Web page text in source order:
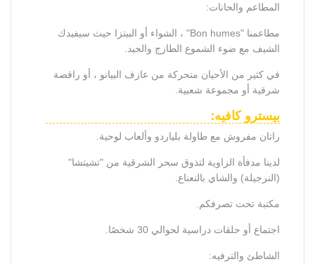
المطاعم والحانات:
مطاعمنا "Bon humes" ، الشواء أو البيتزا حيث سيفيدك
الشيف مع ضوء الشموع الطازج والجيد.
في كثير من الأحيان متحركة من عازف البيانو ، أو راقصة
شرقية أو مجموعة شعبية.
بيسترو كافيه:
راتان مفروش مع طاولة بلياردو وألعاب لوحية.
لدينا مدفأة الزاوية لتذوق سحر الشرقية من "تشيتشا"
(النرجيلة) والشاي بالنعناع.
مكتبة تحت تصرفكم.
اجتماع أو حلقات دراسية لحوالي 30 شخصًا.
الشاطئ والترفيه: